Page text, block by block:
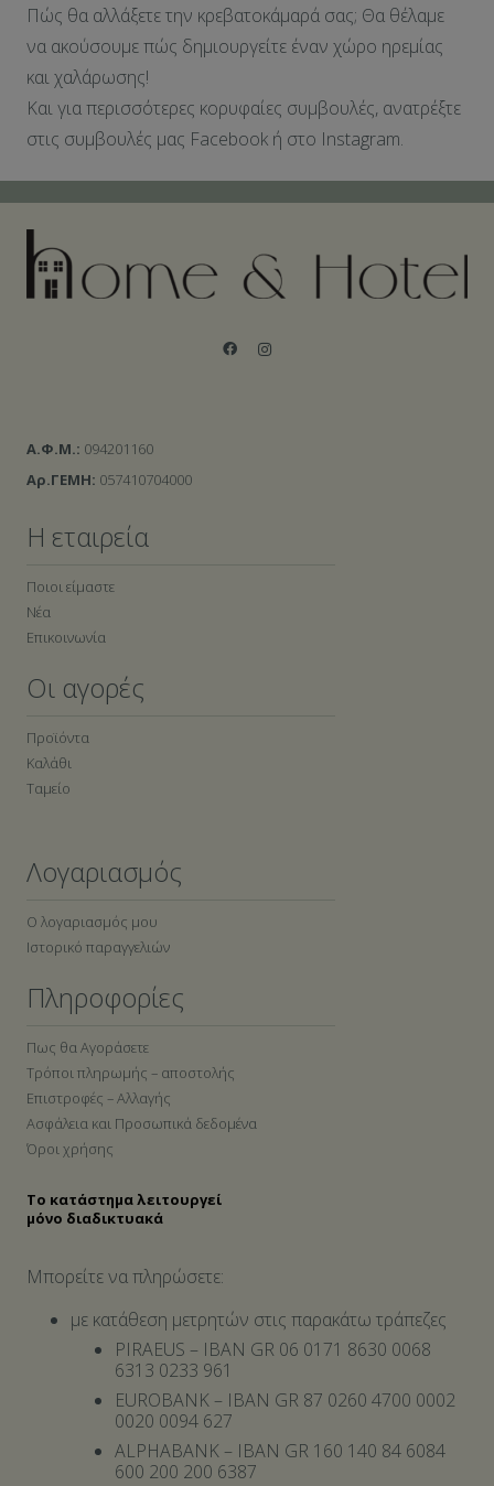
Πώς θα αλλάξετε την κρεβατοκάμαρά σας; Θα θέλαμε
να ακούσουμε πώς δημιουργείτε έναν χώρο ηρεμίας
και χαλάρωσης!
Και για περισσότερες κορυφαίες συμβουλές, ανατρέξτε
στις συμβουλές μας Facebook ή στο Instagram.
Α.Φ.Μ.: 094201160
Αρ.ΓΕΜΗ: 057410704000
Η εταιρεία
Ποιοι είμαστε
Νέα
Επικοινωνία
Οι αγορές
Προϊόντα
Καλάθι
Ταμείο
Λογαριασμός
Ο λογαριασμός μου
Ιστορικό παραγγελιών
Πληροφορίες
Πως θα Αγοράσετε
Τρόποι πληρωμής – αποστολής
Επιστροφές – Αλλαγής
Ασφάλεια και Προσωπικά δεδομένα
Όροι χρήσης
Το κατάστημα λειτουργεί
μόνο διαδικτυακά
Μπορείτε να πληρώσετε:
με κατάθεση μετρητών στις παρακάτω τράπεζες
PIRAEUS – IBAN GR 06 0171 8630 0068
6313 0233 961
EUROBANK – IBAN GR 87 0260 4700 0002
0020 0094 627
ALPHABANK – IBAN GR 160 140 84 6084
600 200 200 6387